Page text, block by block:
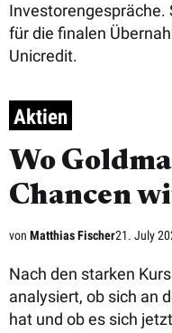
Investorengespräche.
für die finalen
Unicredit.
Aktien
Wo Goldman Sachs
Chancen
von Matthias Fischer21. July
Nach den starken
analysiert, ob sich an
hat und ob es sich